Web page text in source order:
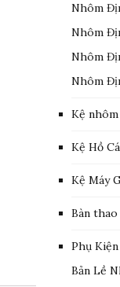
Nhôm
Nhôm
Nhôm
Nhôm
Kệ
Kệ Hồ Cá
Kệ Máy
Bàn thao
Phụ
Bản Lề